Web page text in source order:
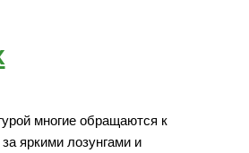
многие обращаются к
яркими лозунгами и